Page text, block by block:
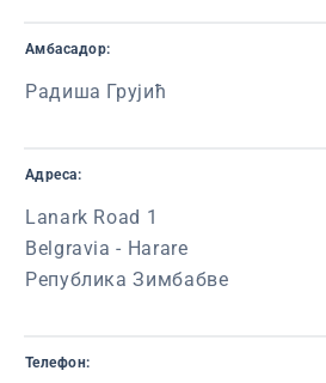
Амбасадор:
Радиша Грујић
Адреса:
Lanark Road 1
Belgravia - Harare
Република Зимбабве
Телефон: